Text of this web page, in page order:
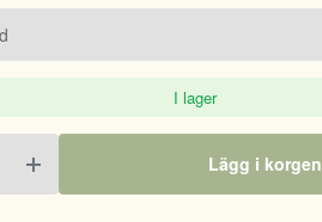
I lager
Lägg i korgen